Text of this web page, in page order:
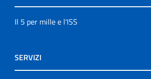
Il 5 per mille e l'ISS
SERVIZI